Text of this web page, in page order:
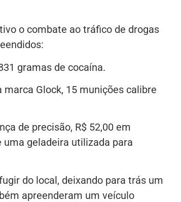
o combate ao tráfico de drogas
gramas de cocaína.
Glock, 15 munições calibre
de precisão, R$ 52,00 em
uma geladeira utilizada para
do local, deixando para trás um
apreenderam um veículo